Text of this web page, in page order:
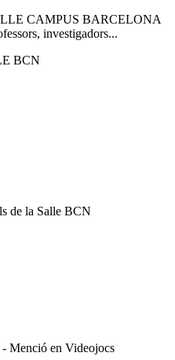
CAMPUS BARCELONA
investigadors...
BCN
de la Salle BCN